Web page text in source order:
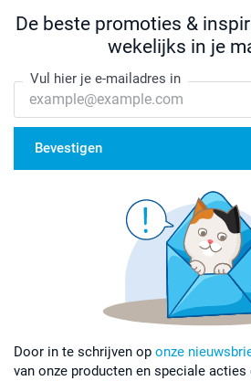
De beste promoties &
wekelijks in je
Vul hier je e-mailadres in
Bevestigen
Door in te schrijven op onze
van onze producten en speciale